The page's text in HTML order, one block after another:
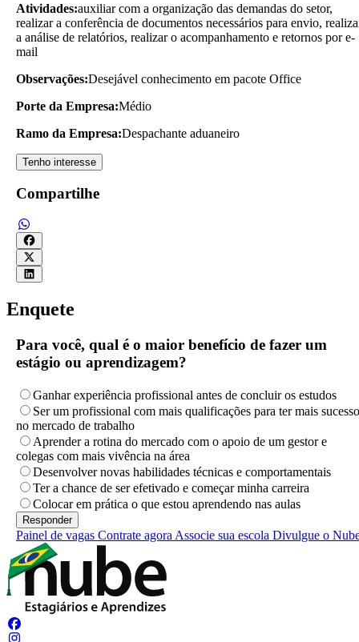
Atividades:auxiliar com a organização das demandas do setor,
realizar a conferência de documentos necessários para envio,
a análise de relatórios, realizar o acompanhamento e retornos por e-
mail
Observações:Desejável conhecimento em pacote Office
Porte da Empresa:Médio
Ramo da Empresa:Despachante aduaneiro
Tenho interesse
Compartilhe
Enquete
Para você, qual é o maior benefício de fazer um
estágio ou aprendizagem?
Ganhar experiência profissional antes de concluir os estudos
Ser um profissional com mais qualificações para ter mais sucesso
no mercado de trabalho
Aprender a rotina do mercado com o apoio de um gestor e
colegas com mais vivência na área
Desenvolver novas habilidades técnicas e comportamentais
Ter a chance de ser efetivado e começar minha carreira
Colocar em prática o que estou aprendendo nas aulas
Painel de vagas Contrate agora Associe sua escola Divulgue o